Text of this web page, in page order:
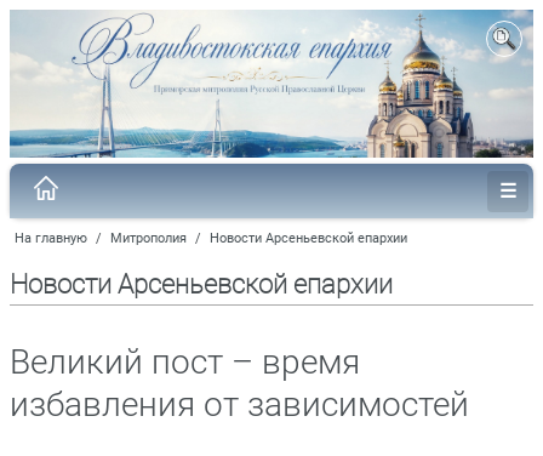
На главную / Митрополия / Новости Арсеньевской епархии
Новости Арсеньевской епархии
Великий пост – время
избавления от зависимостей